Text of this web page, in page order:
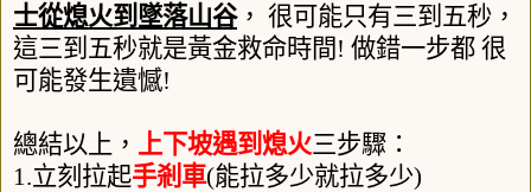
士從熄火到墜落山谷， 很可能只有三到五秒，
這三到五秒就是黃金救命時間 ! 做錯一步都 很
可能發生遺憾!
總結以上， 上下坡遇到熄火三步驟：
1.立刻拉起手剎車(能拉多少就拉多少)